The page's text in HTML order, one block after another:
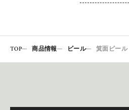
TOP 商品情報 ビール 箕面ビール